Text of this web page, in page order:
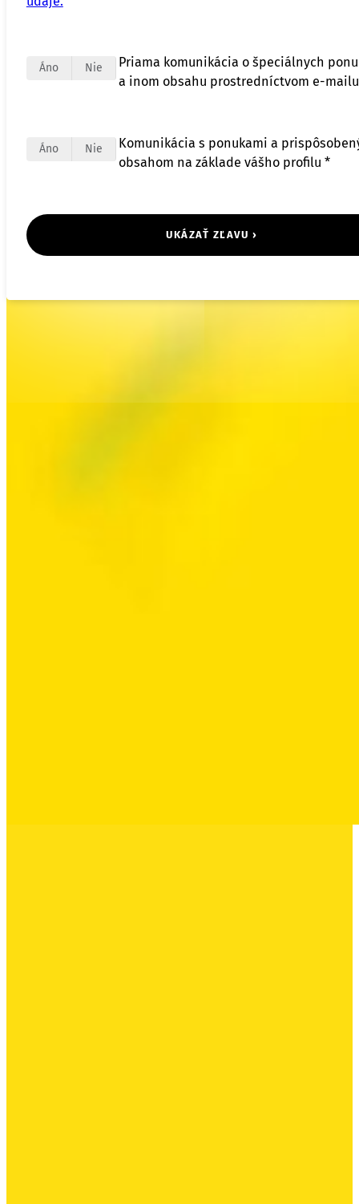
Áno Nie
Priama komunikácia o špeciálnych
a inom obsahu prostredníctvom e-
Áno Nie
Komunikácia s ponukami a
obsahom na základe vášho profilu *
UKÁZAŤ ZĽAVU ›